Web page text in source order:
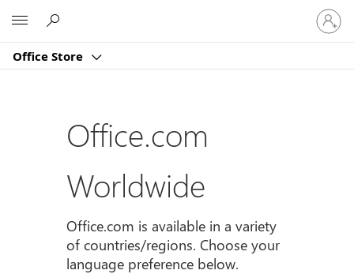
Office Store
Sign
in
to
account
Office.com
Worldwide
Office.com is available in a variety
of countries/regions. Choose your
language preference below.